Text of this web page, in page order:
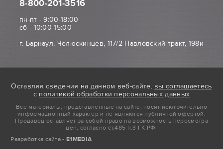
8-800-201-3516
пн-пт - 9:00-18:00
сб - 10:00-15:00
г. Барнаул, Челюскинцев, 117/2 Павловский тракт, 198и
Оставляя сведения на данном веб-сайте, вы соглашаетесь
с политикой обработки персональных данных
Все материалы, представленные на сайте, носят исключительно
информационный характер и не являются публичной офертой.
Продавец оставляет за собой право на возможность пересмотра
цен, согласно ст.485 п.3 ГК РФ.
Разработка сайта - E1MEDIA